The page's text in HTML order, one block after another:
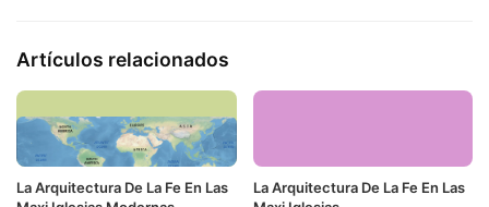
Artículos relacionados
La Arquitectura De La Fe En Las
La Arquitectura De La Fe En Las